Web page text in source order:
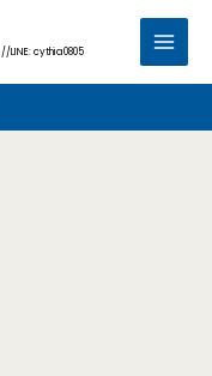
//LINE: cythia0805
Main